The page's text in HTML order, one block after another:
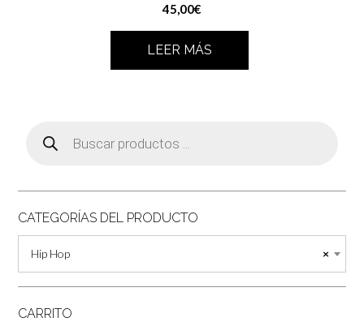
45,00€
LEER MÁS
productos
CATEGORÍAS DEL PRODUCTO
×
Hip Hop
CARRITO